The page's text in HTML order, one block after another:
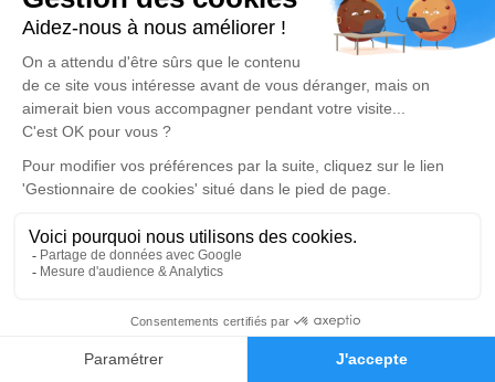
Faire-part Hommages
poèmes ou des textes. Cet endroit est un lieu
d'expression dédié à honorer la mémoire de Nicole
GRUSON.
Un service de plantation d’arbre hommage est
disponible ici.
Je rends hommage
Cérémonie religieuse
Église Saint Vaast de Laventie
62840 Laventie